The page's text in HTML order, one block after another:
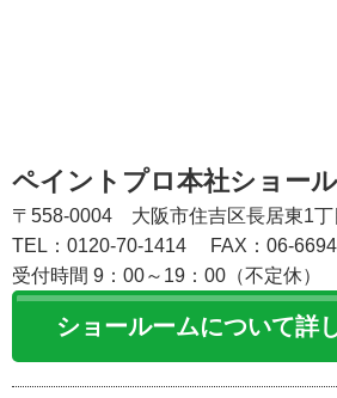
ペイントプロ本社ショー
〒558-0004 大阪市住吉区長居東1丁
TEL：0120-70-1414
FAX：06-
受付時間 9：00～19：00（不定休）
ショールームについて詳